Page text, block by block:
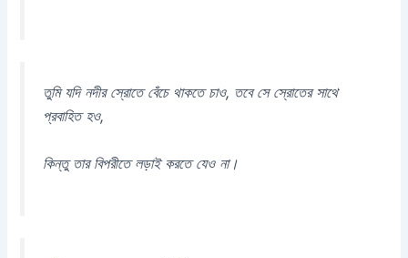
তুমি যদি নদীর স্রোতে বেঁচে থাকতে চাও, তবে সে স্রোতের সাথে
প্রবাহিত হও,
কিন্তু তার বিপরীতে লড়াই করতে যেও না।